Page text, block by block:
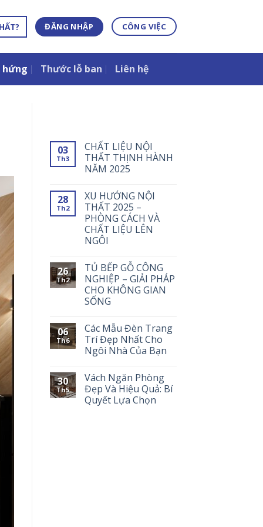
ĐĂNG NHẬP CÔNG VIỆC
hứng Thước lỗ ban Liên hệ
03
Th3
CHẤT LIỆU NỘI
THẤT THỊNH HÀNH
NĂM 2025
28
Th2
XU HƯỚNG NỘI
THẤT 2025 –
PHÒNG CÁCH VÀ
CHẤT LIỆU LÊN
NGÔI
26
Th2
TỦ BẾP GỖ CÔNG
NGHIỆP – GIẢI PHÁP
CHO KHÔNG GIAN
SỐNG
06
Th6
Các Mẫu Đèn Trang
Trí Đẹp Nhất Cho
Ngôi Nhà Của Bạn
30
Th5
Vách Ngăn Phòng
Đẹp Và Hiệu Quả: Bí
Quyết Lựa Chọn